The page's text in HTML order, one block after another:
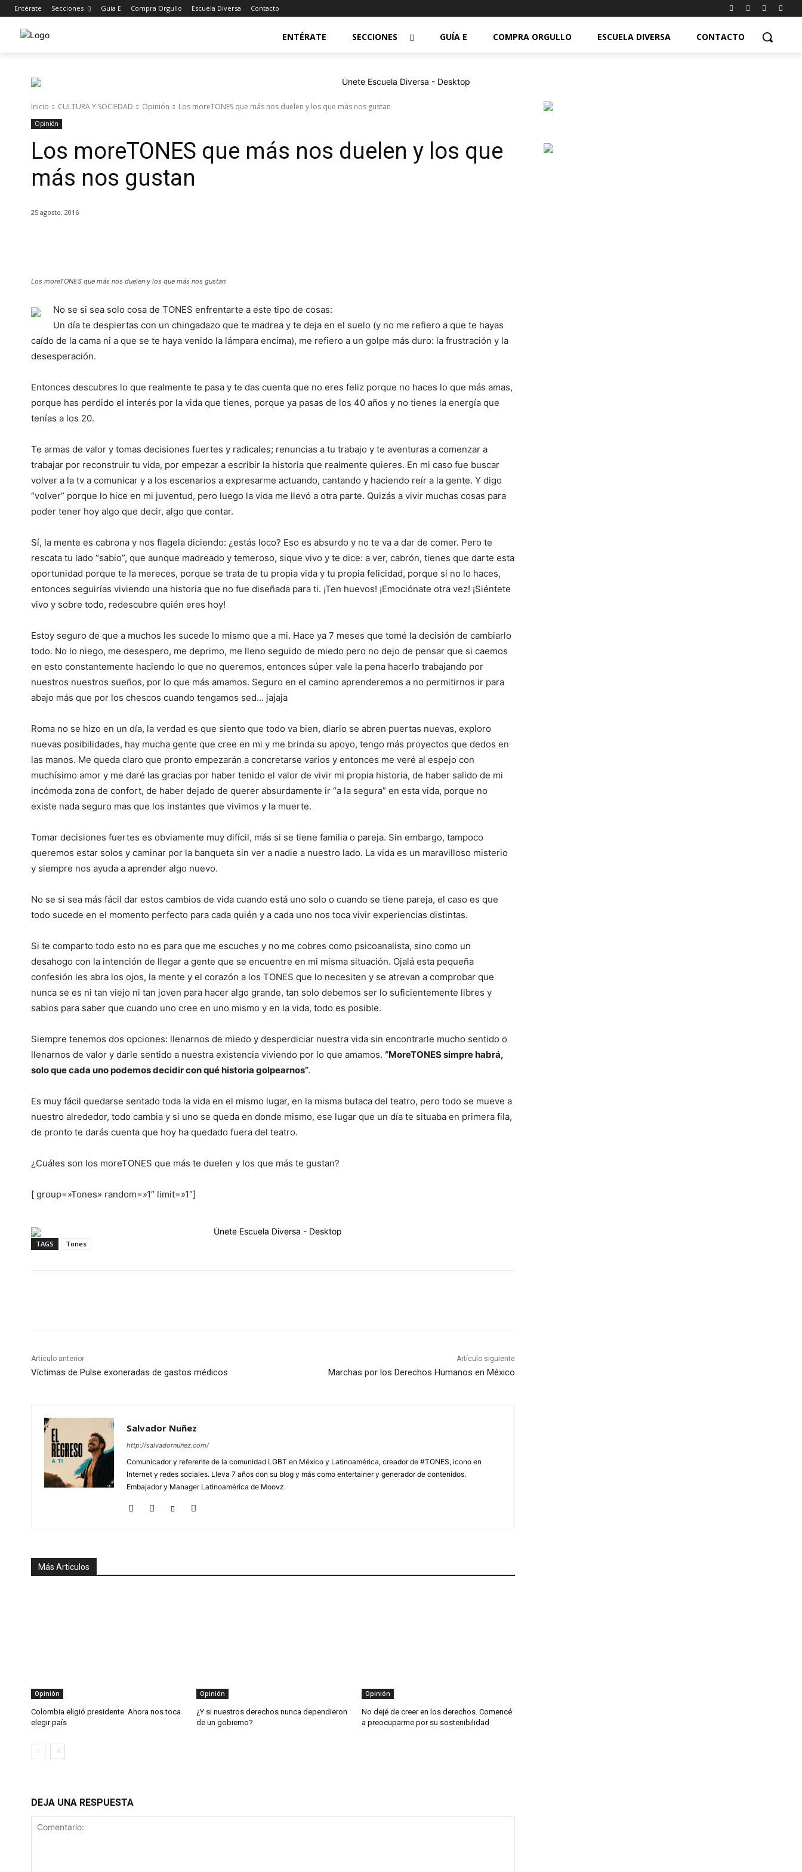
Entérate Secciones Guía E Compra Orgullo Escuela Diversa Contacto
ENTÉRATE SECCIONES GUÍA E COMPRA ORGULLO ESCUELA DIVERSA CONTACTO
Inicio CULTURA Y SOCIEDAD Opinión Los moreTONES que más nos duelen y los que más nos gustan
Opinión
Los moreTONES que más nos duelen y los que
más nos gustan
25 agosto, 2016
Los moreTONES que más nos duelen y los que más nos gustan
No se si sea solo cosa de TONES enfrentarte a este tipo de cosas:
Un día te despiertas con un chingadazo que te madrea y te deja en el suelo (y no me refiero a que te hayas
caído de la cama ni a que se te haya venido la lámpara encima), me refiero a un golpe más duro: la frustración y la
desesperación.
Entonces descubres lo que realmente te pasa y te das cuenta que no eres feliz porque no haces lo que más amas,
porque has perdido el interés por la vida que tienes, porque ya pasas de los 40 años y no tienes la energía que
tenías a los 20.
Te armas de valor y tomas decisiones fuertes y radicales; renuncias a tu trabajo y te aventuras a comenzar a
trabajar por reconstruir tu vida, por empezar a escribir la historia que realmente quieres. En mi caso fue buscar
volver a la tv a comunicar y a los escenarios a expresarme actuando, cantando y haciendo reír a la gente. Y digo
“volver” porque lo hice en mi juventud, pero luego la vida me llevó a otra parte. Quizás a vivir muchas cosas para
poder tener hoy algo que decir, algo que contar.
Sí, la mente es cabrona y nos flagela diciendo: ¿estás loco? Eso es absurdo y no te va a dar de comer. Pero te
rescata tu lado “sabio”, que aunque madreado y temeroso, sique vivo y te dice: a ver, cabrón, tienes que darte esta
oportunidad porque te la mereces, porque se trata de tu propia vida y tu propia felicidad, porque si no lo haces,
entonces seguirías viviendo una historia que no fue diseñada para ti. ¡Ten huevos! ¡Emociónate otra vez! ¡Siéntete
vivo y sobre todo, redescubre quién eres hoy!
Estoy seguro de que a muchos les sucede lo mismo que a mi. Hace ya 7 meses que tomé la decisión de cambiarlo
todo. No lo niego, me desespero, me deprimo, me lleno seguido de miedo pero no dejo de pensar que si caemos
en esto constantemente haciendo lo que no queremos, entonces súper vale la pena hacerlo trabajando por
nuestros nuestros sueños, por lo que más amamos. Seguro en el camino aprenderemos a no permitirnos ir para
abajo más que por los chescos cuando tengamos sed… jajaja
Roma no se hizo en un día, la verdad es que siento que todo va bien, diario se abren puertas nuevas, exploro
nuevas posibilidades, hay mucha gente que cree en mi y me brinda su apoyo, tengo más proyectos que dedos en
las manos. Me queda claro que pronto empezarán a concretarse varios y entonces me veré al espejo con
muchísimo amor y me daré las gracias por haber tenido el valor de vivir mi propia historia, de haber salido de mi
incómoda zona de confort, de haber dejado de querer absurdamente ir “a la segura” en esta vida, porque no
existe nada seguro mas que los instantes que vivimos y la muerte.
Tomar decisiones fuertes es obviamente muy difícil, más si se tiene familia o pareja. Sin embargo, tampoco
queremos estar solos y caminar por la banqueta sin ver a nadie a nuestro lado. La vida es un maravilloso misterio
y siempre nos ayuda a aprender algo nuevo.
No se si sea más fácil dar estos cambios de vida cuando está uno solo o cuando se tiene pareja, el caso es que
todo sucede en el momento perfecto para cada quién y a cada uno nos toca vivir experiencias distintas.
Si te comparto todo esto no es para que me escuches y no me cobres como psicoanalista, sino como un
desahogo con la intención de llegar a gente que se encuentre en mi misma situación. Ojalá esta pequeña
confesión les abra los ojos, la mente y el corazón a los TONES que lo necesiten y se atrevan a comprobar que
nunca se es ni tan viejo ni tan joven para hacer algo grande, tan solo debemos ser lo suficientemente libres y
sabios para saber que cuando uno cree en uno mismo y en la vida, todo es posible.
Siempre tenemos dos opciones: llenarnos de miedo y desperdiciar nuestra vida sin encontrarle mucho sentido o
llenarnos de valor y darle sentido a nuestra existencia viviendo por lo que amamos. “MoreTONES simpre habrá,
solo que cada uno podemos decidir con qué historia golpearnos”.
Es muy fácil quedarse sentado toda la vida en el mismo lugar, en la misma butaca del teatro, pero todo se mueve a
nuestro alrededor, todo cambia y si uno se queda en donde mismo, ese lugar que un día te situaba en primera fila,
de pronto te darás cuenta que hoy ha quedado fuera del teatro.
¿Cuáles son los moreTONES que más te duelen y los que más te gustan?
[ group=»Tones» random=»1″ limit=»1″]
TAGS Tones
Artículo anterior
Víctimas de Pulse exoneradas de gastos médicos
Artículo siguiente
Marchas por los Derechos Humanos en México
Salvador Nuñez
http://salvadornuñez.com/
Comunicador y referente de la comunidad LGBT en México y Latinoamérica, creador de #TONES, icono en
Internet y redes sociales. Lleva 7 años con su blog y más como entertainer y generador de contenidos.
Embajador y Manager Latinoamérica de Moovz.
Más Articulos
Opinión
Colombia eligió presidente. Ahora nos toca
elegir país
Opinión
¿Y si nuestros derechos nunca dependieron
de un gobierno?
Opinión
No dejé de creer en los derechos. Comencé
a preocuparme por su sostenibilidad
DEJA UNA RESPUESTA